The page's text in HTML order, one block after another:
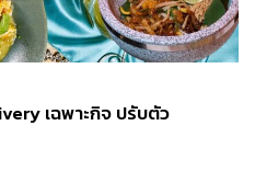
เฉพาะกิจ ปรับตัว